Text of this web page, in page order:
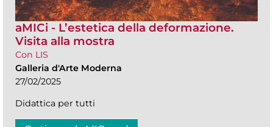
aMICi - L’estetica della deformazione.
Visita alla mostra
Con LIS
Galleria d'Arte Moderna
27/02/2025
Didattica per tutti